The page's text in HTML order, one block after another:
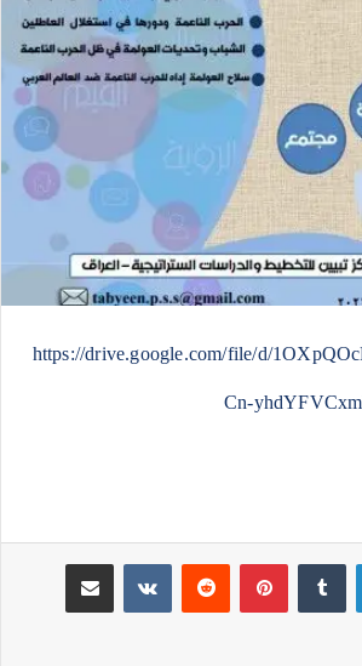
https://drive.google.com/file/d/
Cn-
لينكدإن بينتيريست
مشاركة عبر البريد